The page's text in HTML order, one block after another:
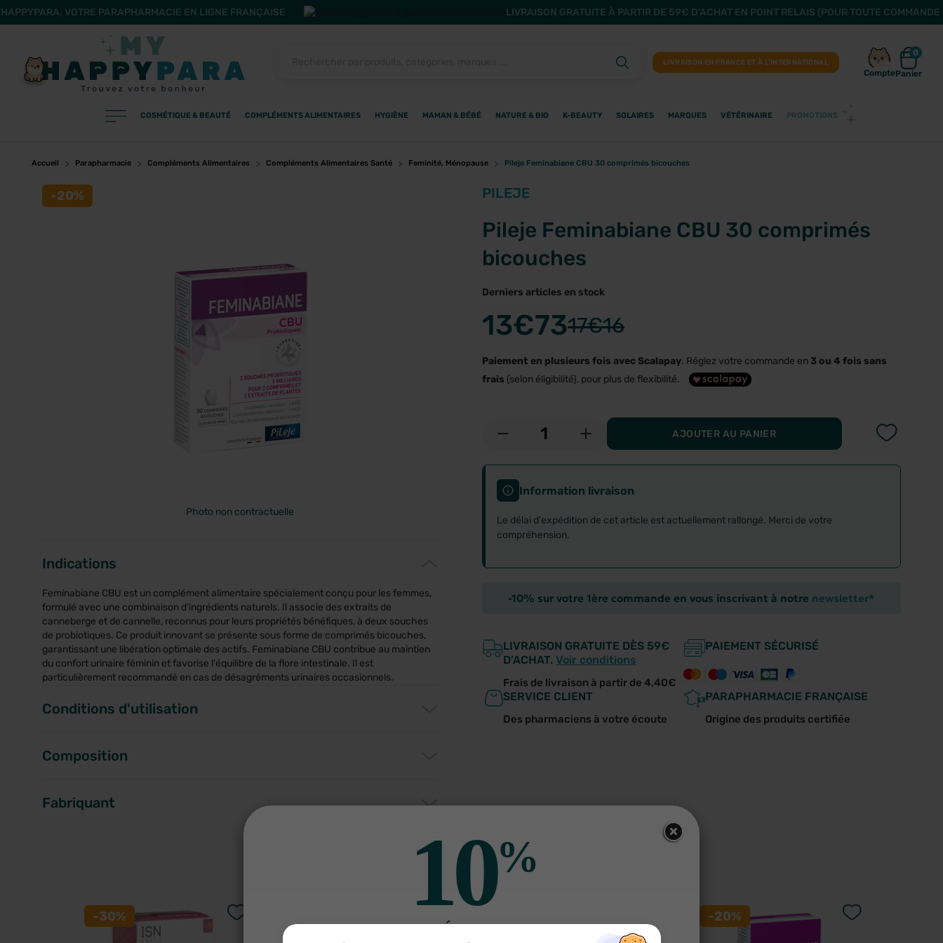
VOTRE PARAPHARMACIE EN LIGNE FRANÇAISE LIVRAISON GRATUITE À PARTIR DE 59€ D'ACHAT EN POINT RELAIS (POUR TOUTE
Filtres
CATÉGORIES
PRODUITS
LIVRAISON EN FRANCE ET À L’INTERNATIONAL
Compte
0
Panier
COSMÉTIQUE & BEAUTÉ COMPLÉMENTS ALIMENTAIRES HYGIÈNE MAMAN & BÉBÉ NATURE & BIO K-BEAUTY SOLAIRES MARQUES VÉTÉRINAIRE PROMOTIONS
Accueil Parapharmacie Compléments Alimentaires Compléments Alimentaires Santé Feminité, Ménopause Pileje Feminabiane CBU 30 comprimés bicouches
PILEJE
Pileje Feminabiane CBU 30 comprimés
bicouches
Derniers articles en stock
13€7317€16
Paiement en plusieurs fois avec Scalapay. Réglez votre commande en 3 ou 4 fois sans
frais (selon éligibilité), pour plus de flexibilité.
- + AJOUTER AU PANIER
Information livraison
Le délai d'expédition de cet article est actuellement rallongé. Merci de votre
compréhension.
-10% sur votre 1ère commande en vous inscrivant à notre newsletter*
LIVRAISON GRATUITE DÈS 59€
D’ACHAT. Voir conditions
Frais de livraison à partir de 4,40€
PAIEMENT SÉCURISÉ
SERVICE CLIENT
Des pharmaciens à votre écoute
PARAPHARMACIE FRANÇAISE
Origine des produits certifiée
-20%
Photo non contractuelle
Indications
Feminabiane CBU est un complément alimentaire spécialement conçu pour les femmes,
formulé avec une combinaison d'ingrédients naturels. Il associe des extraits de
canneberge et de cannelle, reconnus pour leurs propriétés bénéfiques, à deux souches
de probiotiques. Ce produit innovant se présente sous forme de comprimés bicouches,
garantissant une libération optimale des actifs. Feminabiane CBU contribue au maintien
du confort urinaire féminin et favorise l'équilibre de la flore intestinale. Il est
particulièrement recommandé en cas de désagréments urinaires occasionnels.
Conditions d'utilisation
Composition
Fabriquant
Autres produits pour vous
-30% -20%
10%
DE RÉDUCTION